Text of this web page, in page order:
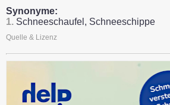
Synonyme:
1. Schneeschaufel, Schneeschippe
Quelle & Lizenz